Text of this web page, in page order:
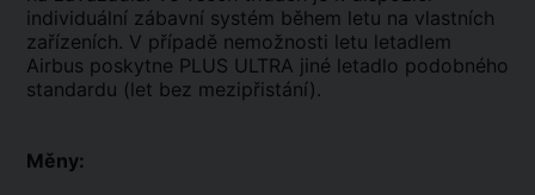
individuální zábavní systém během letu na vlastních
zařízeních. V případě nemožnosti letu letadlem
Airbus poskytne PLUS ULTRA jiné letadlo podobného
standardu (let bez mezipřistání).
Měny: